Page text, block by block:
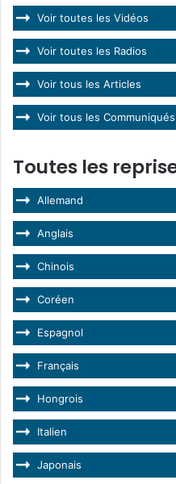
Voir toutes les Vidéos
Voir toutes les Radios
Voir tous les Articles
Voir tous les
Toutes les
Allemand
Anglais
Chinois
Coréen
Espagnol
Français
Hongrois
Italien
Japonais